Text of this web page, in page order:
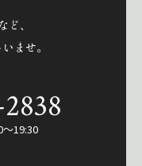
、
ませ。
19:30